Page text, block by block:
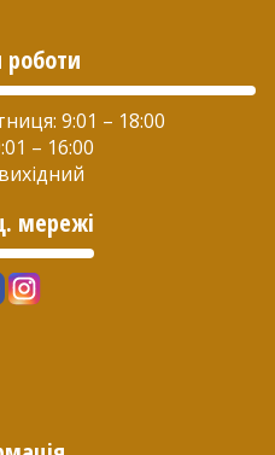
товару
роботи
9:01 – 18:00
– 16:00
мережі